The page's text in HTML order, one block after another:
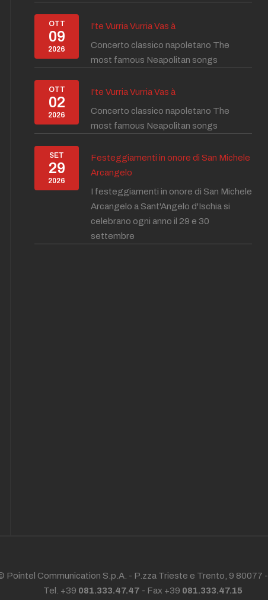
OTT
09
2026
I'te Vurria Vurria Vas à
Concerto classico napoletano The
most famous Neapolitan songs
OTT
02
2026
I'te Vurria Vurria Vas à
Concerto classico napoletano The
most famous Neapolitan songs
SET
29
2026
Festeggiamenti in onore di San Michele
Arcangelo
I festeggiamenti in onore di San Michele
Arcangelo a Sant'Angelo d'Ischia si
celebrano ogni anno il 29 e 30
settembre
Pointel Communication S.p.A. - P.zza Trieste e Trento, 9 80077 -
Tel. +39 081.333.47.47 - Fax +39 081.333.47.15